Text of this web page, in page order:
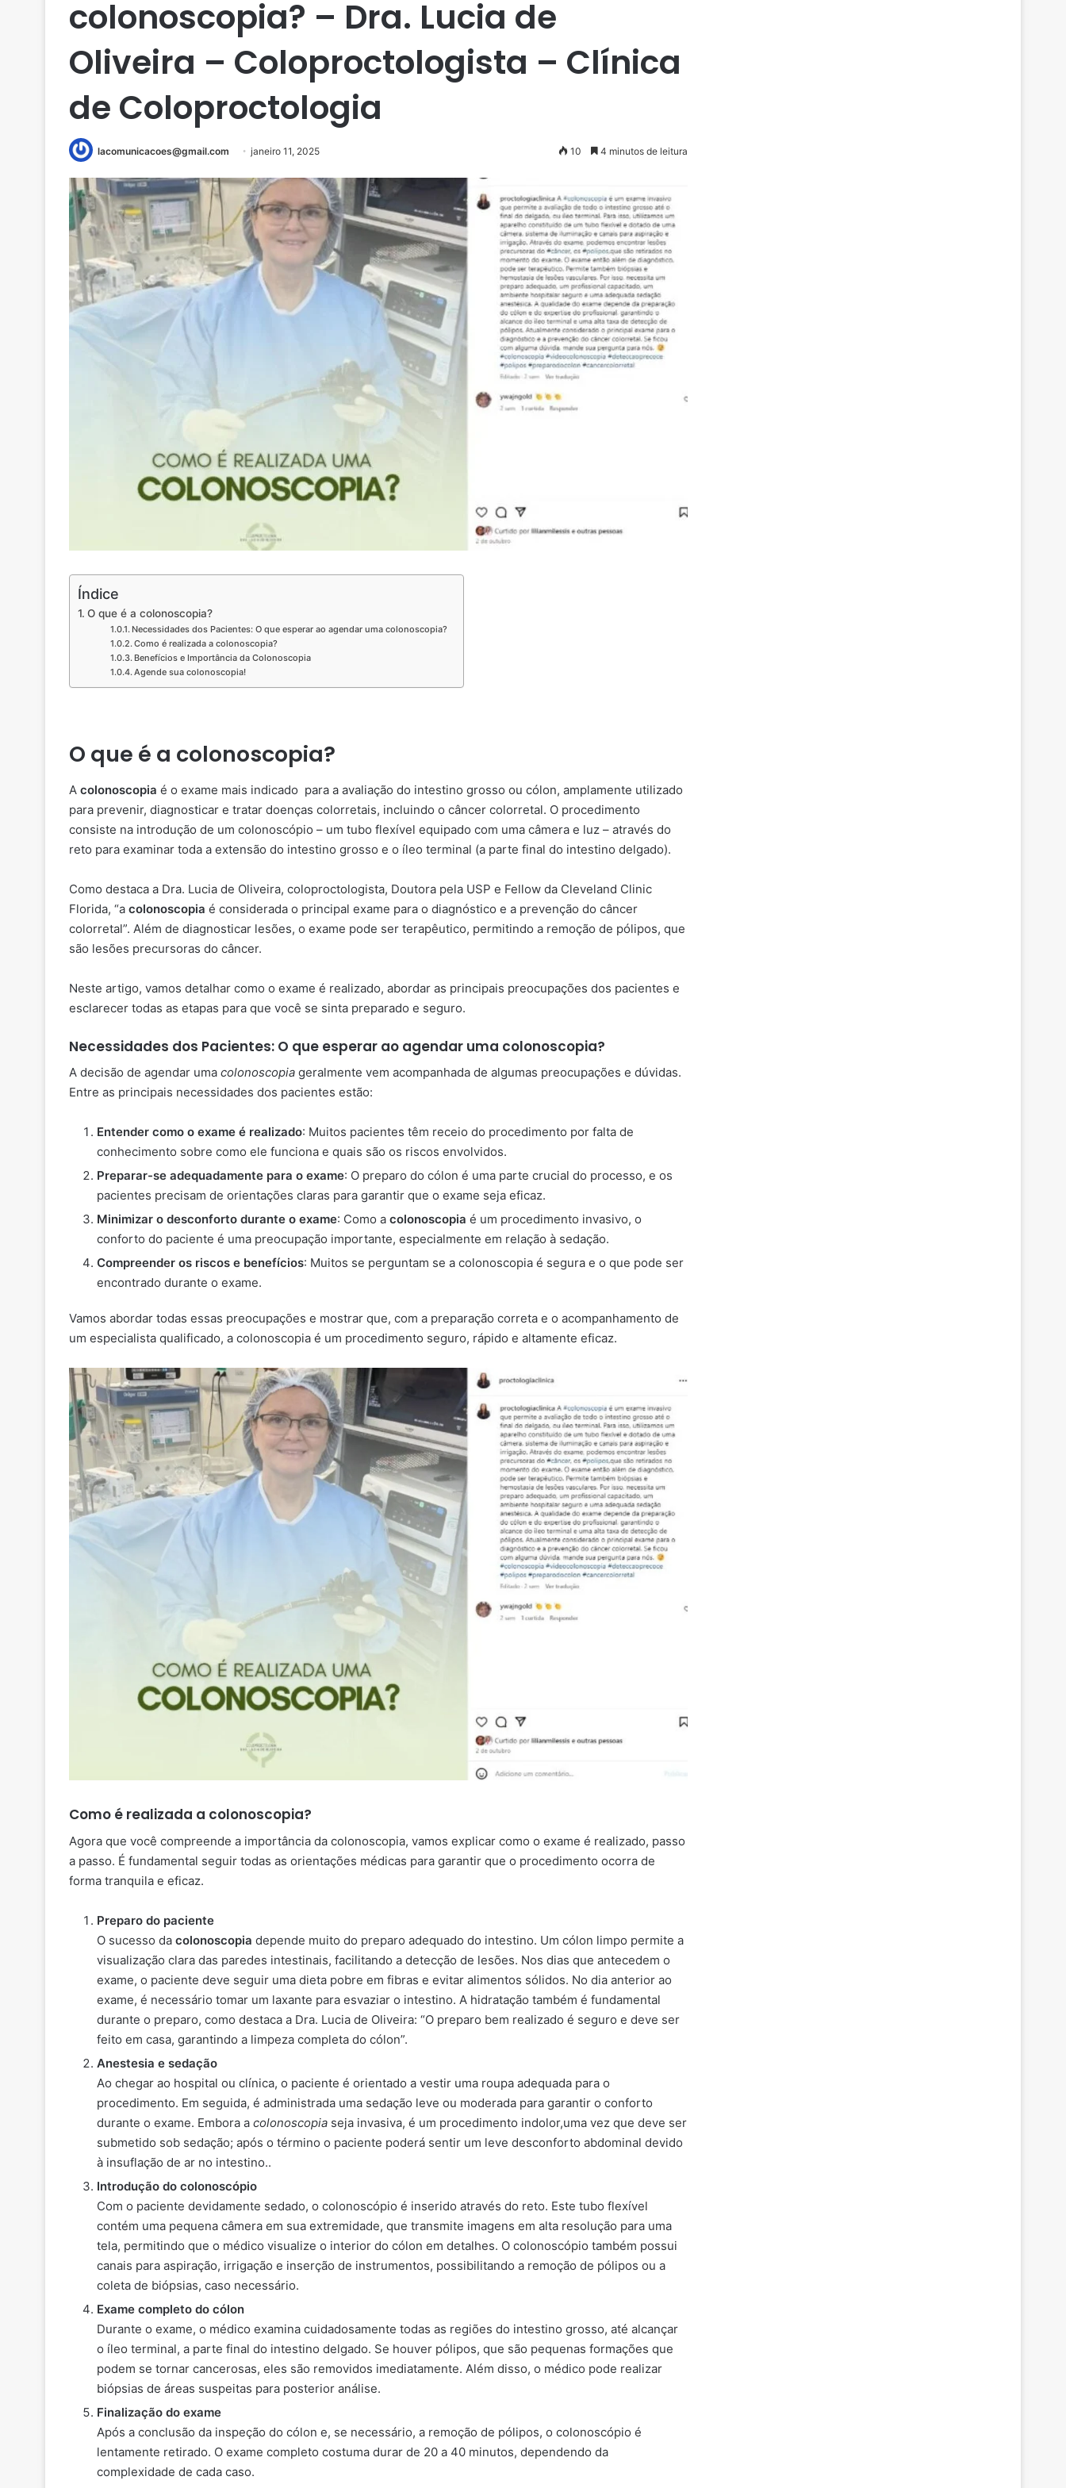
colonoscopia? – Dra. Lucia de
Oliveira – Coloproctologista – Clínica
de Coloproctologia
lacomunicacoes@gmail.com janeiro 11, 2025 10 4 minutos de leitura
Índice
O que é a colonoscopia?
Necessidades dos Pacientes: O que esperar ao agendar uma colonoscopia?
Como é realizada a colonoscopia?
Benefícios e Importância da Colonoscopia
Agende sua colonoscopia!
O que é a colonoscopia?
A colonoscopia é o exame mais indicado para a avaliação do intestino grosso ou cólon, amplamente utilizado
para prevenir, diagnosticar e tratar doenças colorretais, incluindo o câncer colorretal. O procedimento
consiste na introdução de um colonoscópio – um tubo flexível equipado com uma câmera e luz – através do
reto para examinar toda a extensão do intestino grosso e o íleo terminal (a parte final do intestino delgado).
Como destaca a Dra. Lucia de Oliveira, coloproctologista, Doutora pela USP e Fellow da Cleveland Clinic
Florida, “a colonoscopia é considerada o principal exame para o diagnóstico e a prevenção do câncer
colorretal”. Além de diagnosticar lesões, o exame pode ser terapêutico, permitindo a remoção de pólipos, que
são lesões precursoras do câncer.
Neste artigo, vamos detalhar como o exame é realizado, abordar as principais preocupações dos pacientes e
esclarecer todas as etapas para que você se sinta preparado e seguro.
Necessidades dos Pacientes: O que esperar ao agendar uma colonoscopia?
A decisão de agendar uma colonoscopia geralmente vem acompanhada de algumas preocupações e dúvidas.
Entre as principais necessidades dos pacientes estão:
Entender como o exame é realizado: Muitos pacientes têm receio do procedimento por falta de
conhecimento sobre como ele funciona e quais são os riscos envolvidos.
Preparar-se adequadamente para o exame: O preparo do cólon é uma parte crucial do processo, e os
pacientes precisam de orientações claras para garantir que o exame seja eficaz.
Minimizar o desconforto durante o exame: Como a colonoscopia é um procedimento invasivo, o
conforto do paciente é uma preocupação importante, especialmente em relação à sedação.
Compreender os riscos e benefícios: Muitos se perguntam se a colonoscopia é segura e o que pode ser
encontrado durante o exame.
Vamos abordar todas essas preocupações e mostrar que, com a preparação correta e o acompanhamento de
um especialista qualificado, a colonoscopia é um procedimento seguro, rápido e altamente eficaz.
Como é realizada a colonoscopia?
Agora que você compreende a importância da colonoscopia, vamos explicar como o exame é realizado, passo
a passo. É fundamental seguir todas as orientações médicas para garantir que o procedimento ocorra de
forma tranquila e eficaz.
Preparo do paciente
O sucesso da colonoscopia depende muito do preparo adequado do intestino. Um cólon limpo permite a
visualização clara das paredes intestinais, facilitando a detecção de lesões. Nos dias que antecedem o
exame, o paciente deve seguir uma dieta pobre em fibras e evitar alimentos sólidos. No dia anterior ao
exame, é necessário tomar um laxante para esvaziar o intestino. A hidratação também é fundamental
durante o preparo, como destaca a Dra. Lucia de Oliveira: “O preparo bem realizado é seguro e deve ser
feito em casa, garantindo a limpeza completa do cólon”.
Anestesia e sedação
Ao chegar ao hospital ou clínica, o paciente é orientado a vestir uma roupa adequada para o
procedimento. Em seguida, é administrada uma sedação leve ou moderada para garantir o conforto
durante o exame. Embora a colonoscopia seja invasiva, é um procedimento indolor,uma vez que deve ser
submetido sob sedação; após o término o paciente poderá sentir um leve desconforto abdominal devido
à insuflação de ar no intestino..
Introdução do colonoscópio
Com o paciente devidamente sedado, o colonoscópio é inserido através do reto. Este tubo flexível
contém uma pequena câmera em sua extremidade, que transmite imagens em alta resolução para uma
tela, permitindo que o médico visualize o interior do cólon em detalhes. O colonoscópio também possui
canais para aspiração, irrigação e inserção de instrumentos, possibilitando a remoção de pólipos ou a
coleta de biópsias, caso necessário.
Exame completo do cólon
Durante o exame, o médico examina cuidadosamente todas as regiões do intestino grosso, até alcançar
o íleo terminal, a parte final do intestino delgado. Se houver pólipos, que são pequenas formações que
podem se tornar cancerosas, eles são removidos imediatamente. Além disso, o médico pode realizar
biópsias de áreas suspeitas para posterior análise.
Finalização do exame
Após a conclusão da inspeção do cólon e, se necessário, a remoção de pólipos, o colonoscópio é
lentamente retirado. O exame completo costuma durar de 20 a 40 minutos, dependendo da
complexidade de cada caso.